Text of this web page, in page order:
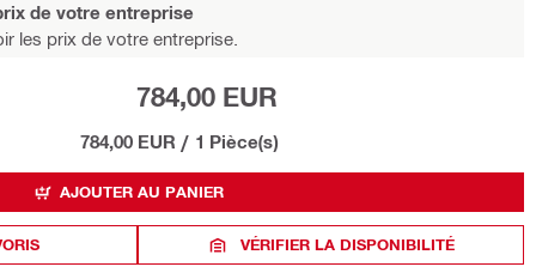
de votre entreprise
les prix de votre entreprise.
784,00 EUR
784,00 EUR / 1 Pièce(s)
AJOUTER AU PANIER
VÉRIFIER LA DISPONIBILITÉ